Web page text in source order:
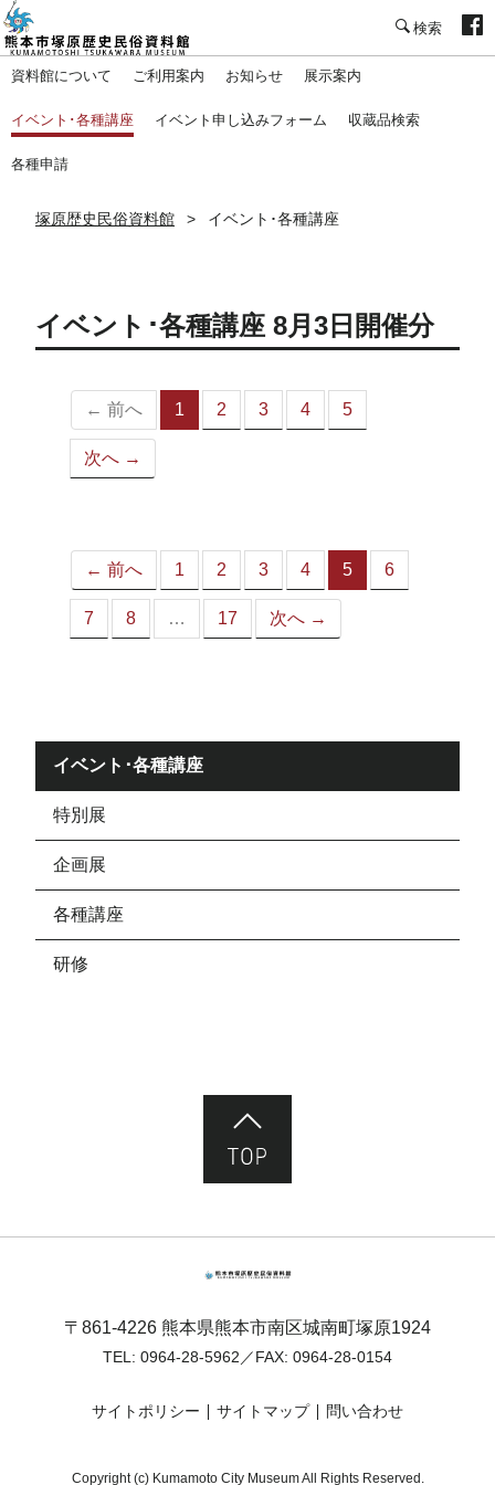
資料館について ご利用案内 お知らせ 展示案内
イベント･各種講座 イベント申し込みフォーム 収蔵品検索
各種申請
塚原歴史民俗資料館 イベント･各種講座
イベント･各種講座 8月3日開催分
← 前へ 1
（こ
2 3 4 5
次へ →
← 前へ 1 2 3 4 5
（こ
6
7 8 … 17 次へ →
イベント･各種講座
特別展
企画展
各種講座
研修
〒861-4226 熊本県熊本市南区城南町塚原1924
TEL: 0964-28-5962 ／FAX: 0964-28-0154
サイトポリシー サイトマップ 問い合わせ
Copyright (c) Kumamoto City Museum All Rights Reserved.